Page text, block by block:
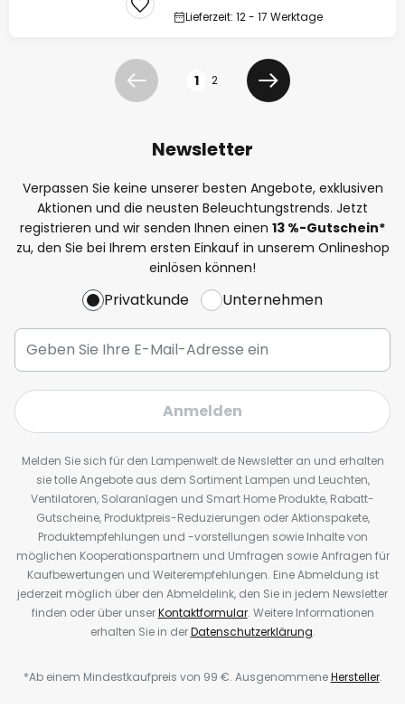
Lieferzeit: 12 - 17 Werktage
Zurück 1 2
Weiter
Newsletter
Verpassen Sie keine unserer besten Angebote, exklusiven
Aktionen und die neusten Beleuchtungstrends. Jetzt
registrieren und wir senden Ihnen einen 13 %-Gutschein*
zu, den Sie bei Ihrem ersten Einkauf in unserem Onlineshop
einlösen können!
Privatkunde Unternehmen
Anmelden
Melden Sie sich für den Lampenwelt.de Newsletter an und erhalten
sie tolle Angebote aus dem Sortiment Lampen und Leuchten,
Ventilatoren, Solaranlagen und Smart Home Produkte, Rabatt-
Gutscheine, Produktpreis-Reduzierungen oder Aktionspakete,
Produktempfehlungen und -vorstellungen sowie Inhalte von
möglichen Kooperationspartnern und Umfragen sowie Anfragen für
Kaufbewertungen und Weiterempfehlungen. Eine Abmeldung ist
jederzeit möglich über den Abmeldelink, den Sie in jedem Newsletter
finden oder über unserKontaktformular. Weitere Informationen
erhalten Sie in derDatenschutzerklärung.
*Ab einem Mindestkaufpreis von 99 €. AusgenommeneHersteller.